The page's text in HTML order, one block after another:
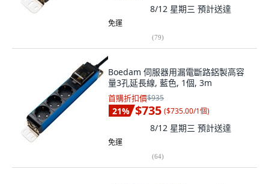
8/12 星期三 預計送達
免運
(79)
Boedam 伺服器用漏電斷路鋁製高容
量3孔延長線, 藍色, 1個, 3m
首購折扣價$935
21% $735 ($735.00/1個)
8/12 星期三 預計送達
免運
(64)